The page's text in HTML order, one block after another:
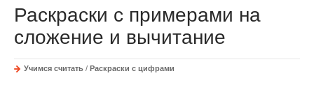
Раскраски с примерами на
сложение и вычитание
Учимся считать / Раскраски с цифрами